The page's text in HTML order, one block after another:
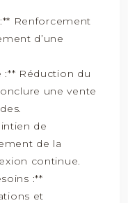
Renforcement
d’une
:** Réduction du
une vente
de
de la
continue.
:**
et